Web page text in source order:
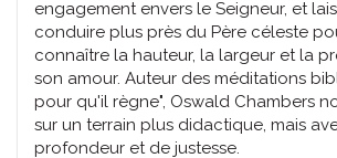
engagement envers le Seigneur, et
conduire plus près du Père céleste
connaître la hauteur, la largeur et la
son amour. Auteur des méditations
pour qu'il règne", Oswald Chambers
sur un terrain plus didactique, mais
profondeur et de justesse.